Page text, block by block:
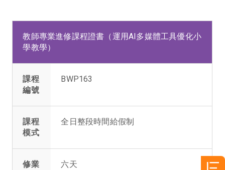
教師專業進修課程證書（運用AI多媒體工具優化小
學教學）
課程
編號
BWP163
課程
模式
全日整段時間給假制
修業
六天